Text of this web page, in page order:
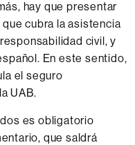
hay que presentar
cubra la asistencia
civil, y
En este sentido,
el seguro
UAB.
es obligatorio
que saldrá